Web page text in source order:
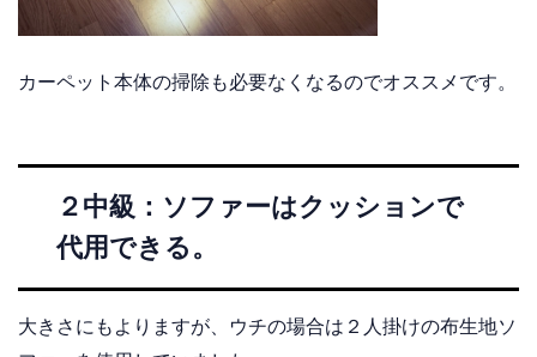
カーペット本体の掃除も必要なくなるのでオススメです。
２中級：ソファーはクッションで
代用できる。
大きさにもよりますが、ウチの場合は２人掛けの布生地ソ